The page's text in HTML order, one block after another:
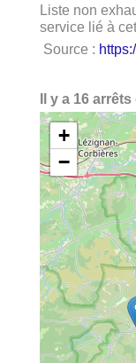
Liste non
service lié à
Source :
Il y a 16
+
−